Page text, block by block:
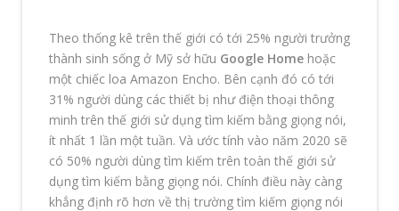
Theo thống kê trên thế giới có tới 25% người trưởng
thành sinh sống ở Mỹ sở hữu Google Home hoặc
một chiếc loa Amazon Encho. Bên cạnh đó có tới
31% người dùng các thiết bị như điện thoại thông
minh trên thế giới sử dụng tìm kiếm bằng giọng nói,
ít nhất 1 lần một tuần. Và ước tính vào năm 2020 sẽ
có 50% người dùng tìm kiếm trên toàn thế giới sử
dụng tìm kiếm bằng giọng nói. Chính điều này càng
khẳng định rõ hơn về thị trường tìm kiếm giọng nói